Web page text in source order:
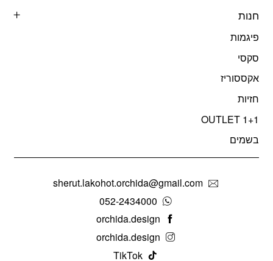
חנות
פיגמות
סקסי
אקססוריז
חזיות
OUTLET 1+1
בשמים
sherut.lakohot.orchida@gmail.com
052-2434000
orchida.design
orchida.design
TikTok